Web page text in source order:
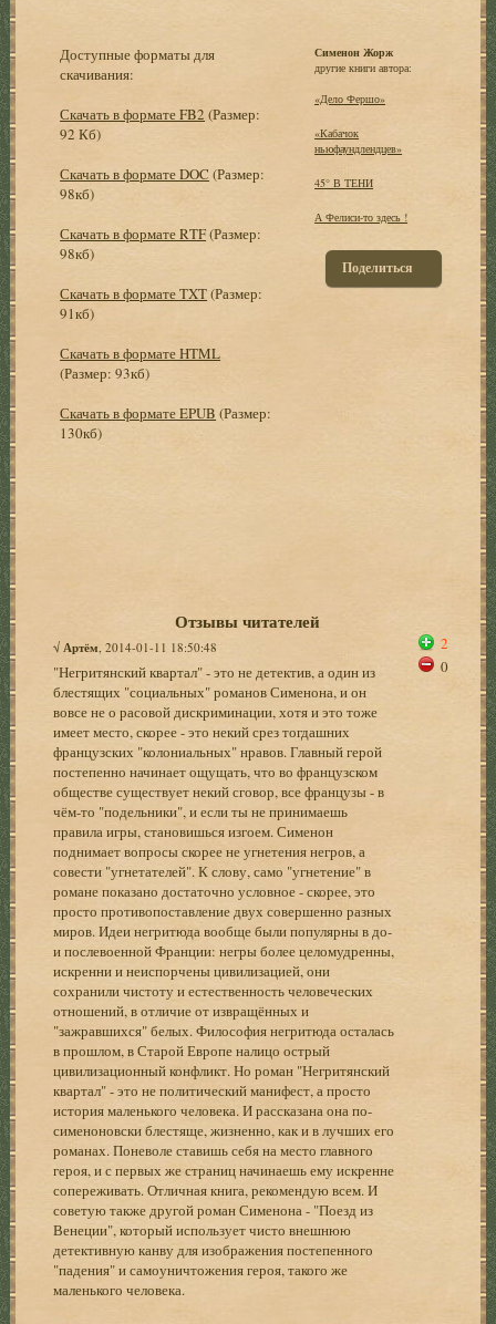
Доступные форматы для
скачивания:
Скачать в формате FB2 (Размер:
92 Кб)
Скачать в формате DOC (Размер:
98кб)
Скачать в формате RTF(Размер:
98кб)
Скачать в формате TXT(Размер:
91кб)
Скачать в формате HTML
(Размер: 93кб)
Скачать в формате EPUB (Размер:
130кб)
Сименон Жорж
другие книги автора:
«Дело Фершо»
«Кабачок
ньюфаундлендцев»
45° В ТЕНИ
А Фелиси-то здесь !
Поделиться
Отзывы читателей
√ Артём , 2014-01-11 18:50:48
"Негритянский квартал" - это не детектив, а один из
блестящих "социальных" романов Сименона, и он
вовсе не о расовой дискриминации, хотя и это тоже
имеет место, скорее - это некий срез тогдашних
французских "колониальных" нравов. Главный герой
постепенно начинает ощущать, что во французском
обществе существует некий сговор, все французы - в
чём-то "подельники", и если ты не принимаешь
правила игры, становишься изгоем. Сименон
поднимает вопросы скорее не угнетения негров, а
совести "угнетателей". К слову, само "угнетение" в
романе показано достаточно условное - скорее, это
просто противопоставление двух совершенно разных
миров. Идеи негритюда вообще были популярны в до-
и послевоенной Франции: негры более целомудренны,
искренни и неиспорчены цивилизацией, они
сохранили чистоту и естественность человеческих
отношений, в отличие от извращённых и
"зажравшихся" белых. Философия негритюда осталась
в прошлом, в Старой Европе налицо острый
цивилизационный конфликт. Но роман "Негритянский
квартал" - это не политический манифест, а просто
история маленького человека. И рассказана она по-
сименоновски блестяще, жизненно, как и в лучших его
романах. Поневоле ставишь себя на место главного
героя, и с первых же страниц начинаешь ему искренне
сопереживать. Отличная книга, рекомендую всем. И
советую также другой роман Сименона - "Поезд из
Венеции", который использует чисто внешнюю
детективную канву для изображения постепенного
"падения" и самоуничтожения героя, такого же
маленького человека.
2
0